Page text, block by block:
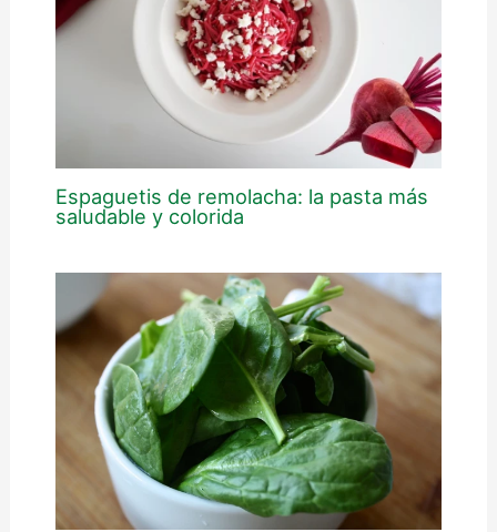
Espaguetis de remolacha: la pasta más
saludable y colorida